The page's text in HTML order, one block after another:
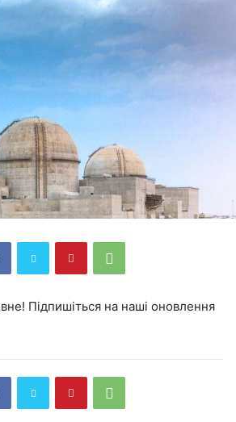
Підпишіться на наші оновлення